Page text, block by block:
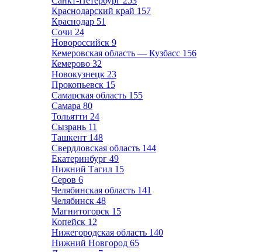
Краснодарский край 157
Краснодар 51
Сочи 24
Новороссийск 9
Кемеровская область — Кузбасс 156
Кемерово 32
Новокузнецк 23
Прокопьевск 15
Самарская область 155
Самара 80
Тольятти 24
Сызрань 11
Ташкент 148
Свердловская область 144
Екатеринбург 49
Нижний Тагил 15
Серов 6
Челябинская область 141
Челябинск 48
Магнитогорск 15
Копейск 12
Нижегородская область 140
Нижний Новгород 65